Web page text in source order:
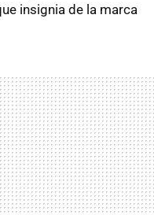
insignia de la marca